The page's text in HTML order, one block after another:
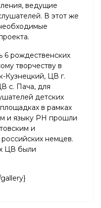
ведущие
В этот же
6 рождественских
творчеству в
Кузнецкий, ЦВ г.
с. Пача, для
детских
в рамках
и языку РН прошли
и
немцев.
ЦВ были